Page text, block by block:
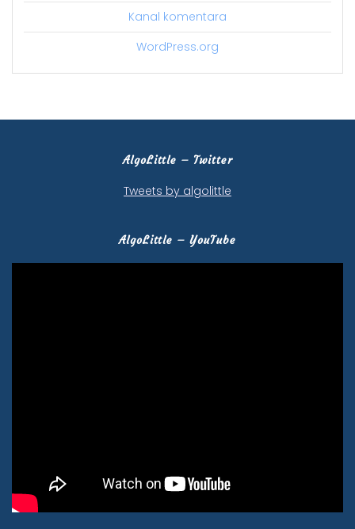
Kanal komentara
WordPress.org
AlgoLittle – Twitter
Tweets by algolittle
AlgoLittle – YouTube